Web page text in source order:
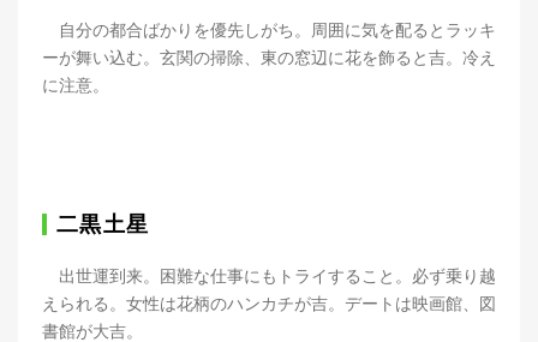
自分の都合ばかりを優先しがち。周囲に気を配るとラッキ
ーが舞い込む。玄関の掃除、東の窓辺に花を飾ると吉。冷え
に注意。
二黒土星
出世運到来。困難な仕事にもトライすること。必ず乗り越
えられる。女性は花柄のハンカチが吉。デートは映画館、図
書館が大吉。